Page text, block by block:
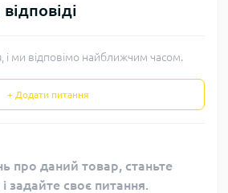
і ми відповімо найближчим часом.
+ Додати питання
про даний товар, станьте
задайте своє питання.